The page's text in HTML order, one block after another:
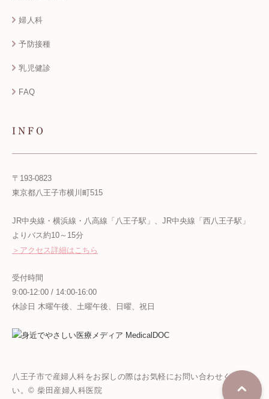
婦人科
予防接種
乳児健診
FAQ
INFO
〒193-0823
東京都八王子市横川町515
JR中央線・横浜線・八高線「八王子駅」、JR中央線「西八王子駅」
よりバス約10～15分
＞アクセス詳細はこちら
受付時間
9:00-12:00 / 14:00-16:00
休診日 木曜午後、土曜午後、日曜、祝日
八王子市で産婦人科をお探しの際はお気軽にお問い合わせくださ
い。© 柴田産婦人科医院